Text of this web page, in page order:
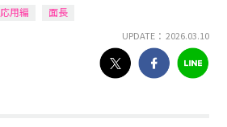
応用編 面長
UPDATE： 2026.03.10